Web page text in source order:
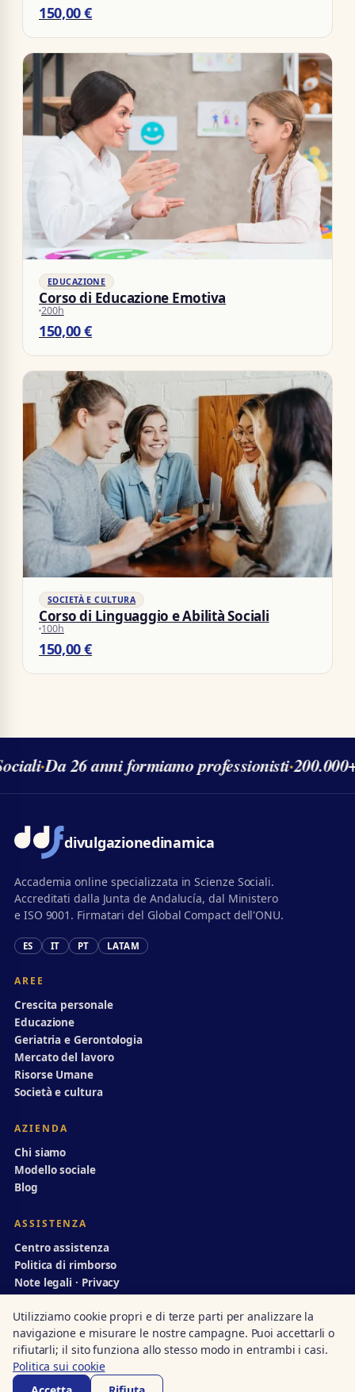
150,00€
EDUCAZIONE
Corso di Educazione Emotiva
200h
150,00€
SOCIETÀ E CULTURA
Corso di Linguaggio e Abilità Sociali
100h
150,00€
·Da 26 anni formiamo professionisti·
divulgazionedinamica
Accademia online specializzata in Scienze Sociali.
Accreditati dalla Junta de Andalucía, dal Ministero
e ISO 9001. Firmatari del Global Compact dell'ONU.
ES IT PT LATAM
AREE
Crescita personale
Educazione
Geriatria e Gerontologia
Mercato del lavoro
Risorse Umane
Società e cultura
AZIENDA
Chi siamo
Modello sociale
Blog
ASSISTENZA
Centro assistenza
Politica di rimborso
Note legali · Privacy
© 1998–2026 Divulgazione Dinamica · Centro autorizzato n. 14/00231
Accreditato · Junta de Andalucía
Utilizziamo cookie propri e di terze parti per analizzare la
navigazione e misurare le nostre campagne. Puoi accettarli o
rifiutarli; il sito funziona allo stesso modo in entrambi i casi.
Politica sui cookie